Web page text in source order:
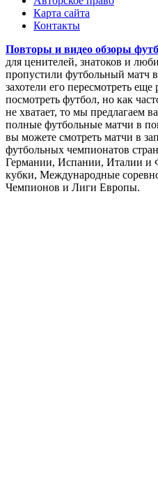
Кубок Африки
О сайте
Реклама на сайте
Авторское право
Карта сайта
Контакты
Повторы и видео обзоры
для ценителей, знатоков и
пропустили футбольный матч
захотели его пересмотреть
посмотреть футбол, но как
не хватает, то мы предлагаем
полные футбольные матчи в